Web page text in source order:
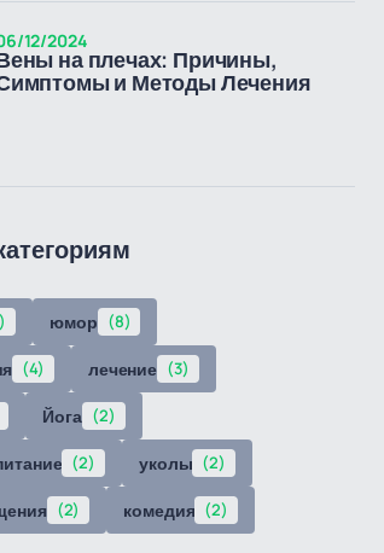
на плечах: Причины,
и Методы Лечения
12/2024
юмор (8)
(4) лечение (3)
Йога (2)
(2) уколы (2)
(2) комедия (2)